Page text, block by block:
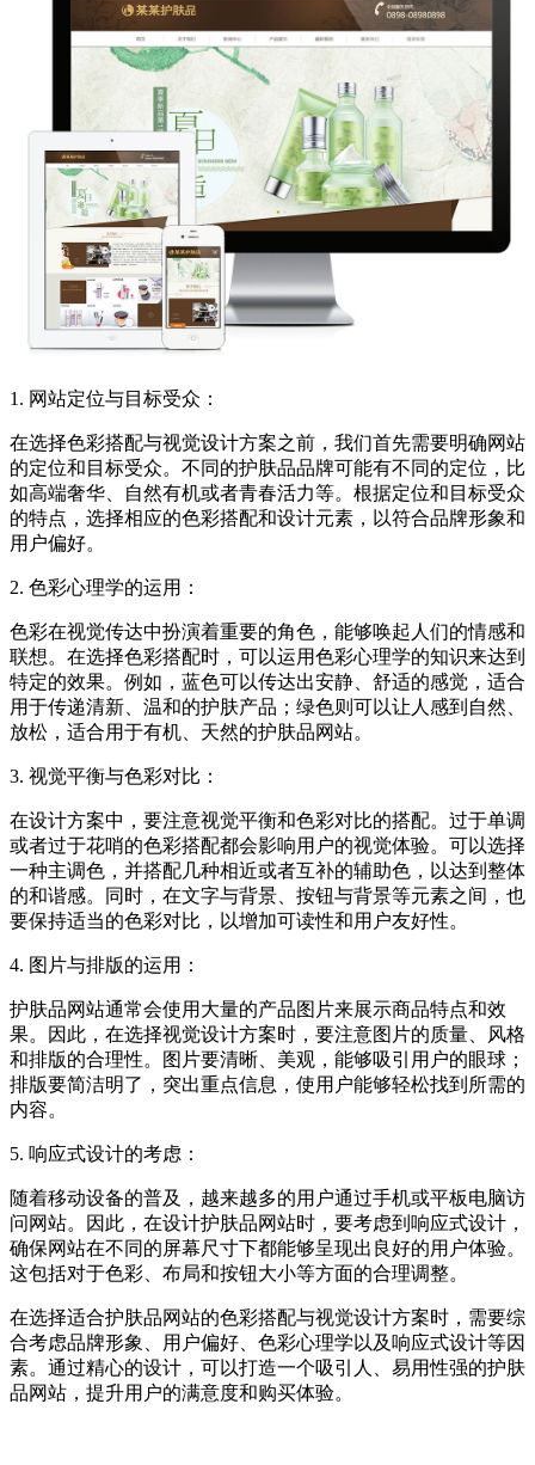
1. 网站定位与目标受众：
在选择色彩搭配与视觉设计方案之前，我们首先需要明确网站
的定位和目标受众。不同的护肤品品牌可能有不同的定位，比
如高端奢华、自然有机或者青春活力等。根据定位和目标受众
的特点，选择相应的色彩搭配和设计元素，以符合品牌形象和
用户偏好。
2. 色彩心理学的运用：
色彩在视觉传达中扮演着重要的角色，能够唤起人们的情感和
联想。在选择色彩搭配时，可以运用色彩心理学的知识来达到
特定的效果。例如，蓝色可以传达出安静、舒适的感觉，适合
用于传递清新、温和的护肤产品；绿色则可以让人感到自然、
放松，适合用于有机、天然的护肤品网站。
3. 视觉平衡与色彩对比：
在设计方案中，要注意视觉平衡和色彩对比的搭配。过于单调
或者过于花哨的色彩搭配都会影响用户的视觉体验。可以选择
一种主调色，并搭配几种相近或者互补的辅助色，以达到整体
的和谐感。同时，在文字与背景、按钮与背景等元素之间，也
要保持适当的色彩对比，以增加可读性和用户友好性。
4. 图片与排版的运用：
护肤品网站通常会使用大量的产品图片来展示商品特点和效
果。因此，在选择视觉设计方案时，要注意图片的质量、风格
和排版的合理性。图片要清晰、美观，能够吸引用户的眼球；
排版要简洁明了，突出重点信息，使用户能够轻松找到所需的
内容。
5. 响应式设计的考虑：
随着移动设备的普及，越来越多的用户通过手机或平板电脑访
问网站。因此，在设计护肤品网站时，要考虑到响应式设计，
确保网站在不同的屏幕尺寸下都能够呈现出良好的用户体验。
这包括对于色彩、布局和按钮大小等方面的合理调整。
在选择适合护肤品网站的色彩搭配与视觉设计方案时，需要综
合考虑品牌形象、用户偏好、色彩心理学以及响应式设计等因
素。通过精心的设计，可以打造一个吸引人、易用性强的护肤
品网站，提升用户的满意度和购买体验。